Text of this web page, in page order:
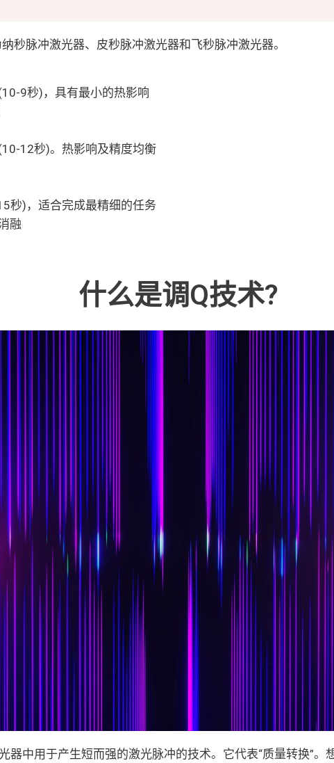
秒脉冲激光器、皮秒脉冲激光器和飞秒脉冲激光器。
9秒)，具有最小的热影响
12秒)。热影响及精度均衡
秒)，适合完成最精细的任务
融
什么是调Q技术?
器中用于产生短而强的激光脉冲的技术。它代表“质量转换”